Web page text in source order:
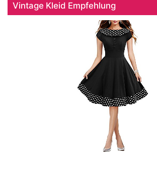
Vintage Kleid Empfehlung